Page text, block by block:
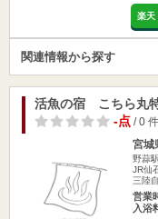
楽天
関連情報から探す
活魚の宿 こちら丸
-点/ 0 件
宮城
野蒜
JR仙
三陸
営業
入浴